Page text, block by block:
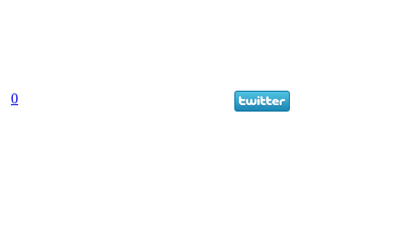
0